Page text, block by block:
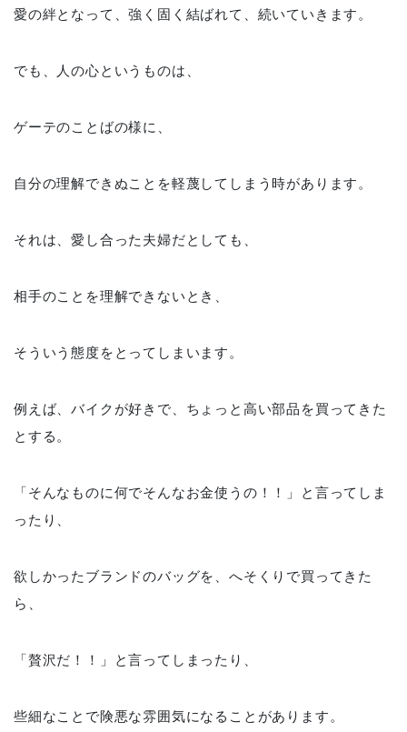
愛の絆となって、強く固く結ばれて、続いていきます。
でも、人の心というものは、
ゲーテのことばの様に、
自分の理解できぬことを軽蔑してしまう時があります。
それは、愛し合った夫婦だとしても、
相手のことを理解できないとき、
そういう態度をとってしまいます。
例えば、バイクが好きで、ちょっと高い部品を買ってきた
とする。
「そんなものに何でそんなお金使うの！！」と言ってしま
ったり、
欲しかったブランドのバッグを、へそくりで買ってきた
ら、
「贅沢だ！！」と言ってしまったり、
些細なことで険悪な雰囲気になることがあります。